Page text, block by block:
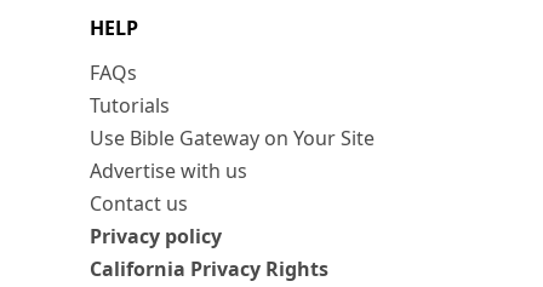
HELP
FAQs
Tutorials
Use Bible Gateway on Your Site
Advertise with us
Contact us
Privacy policy
California Privacy Rights